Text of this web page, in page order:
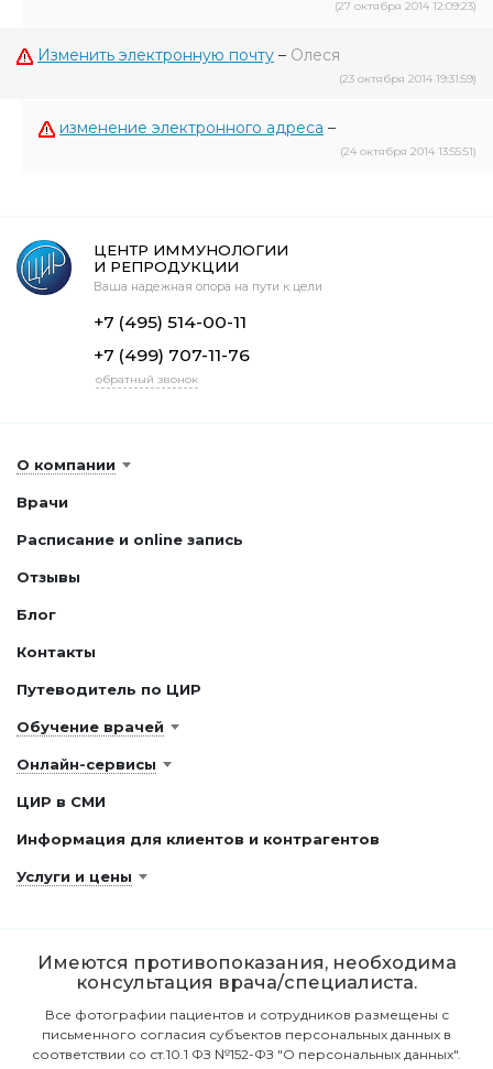
(27 октября 2014 12:09:23)
Изменить электронную почту – Олеся
(23 октября 2014 19:31:59)
изменение электронного адреса –
(24 октября 2014 13:55:51)
ЦЕНТР ИММУНОЛОГИИ
И РЕПРОДУКЦИИ
Ваша надежная опора на пути к цели
+7 (495) 514-00-11
+7 (499) 707-11-76
обратный звонок
О компании
Врачи
Расписание и online запись
Отзывы
Блог
Контакты
Путеводитель по ЦИР
Обучение врачей
Онлайн-сервисы
ЦИР в СМИ
Информация для клиентов и контрагентов
Услуги и цены
Имеются противопоказания, необходима
консультация врача/специалиста.
Все фотографии пациентов и сотрудников размещены с
письменного согласия субъектов персональных данных в
соответствии со ст.10.1 ФЗ №152-ФЗ "О персональных данных".